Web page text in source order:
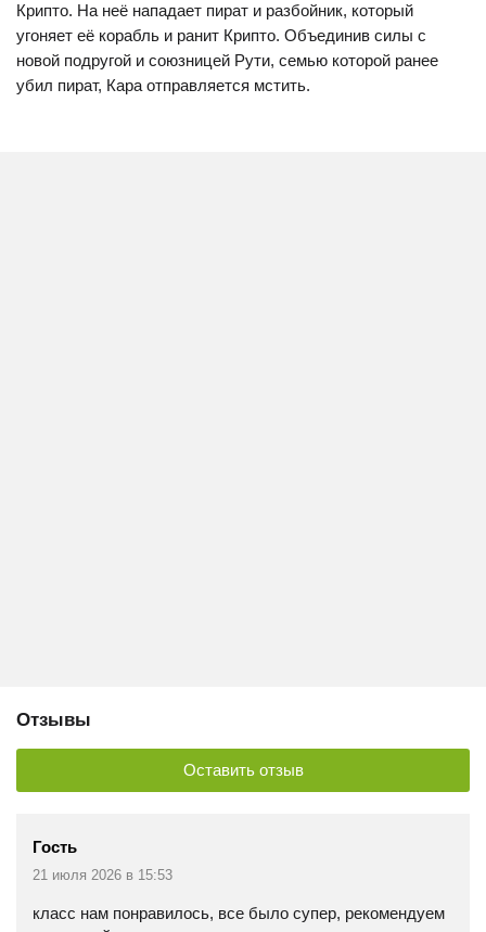
Крипто. На неё нападает пират и разбойник, который
угоняет её корабль и ранит Крипто. Объединив силы с
новой подругой и союзницей Рути, семью которой ранее
убил пират, Кара отправляется мстить.
Отзывы
Оставить отзыв
Гость
21 июля 2026 в 15:53
класс нам понравилось, все было супер, рекомендуем